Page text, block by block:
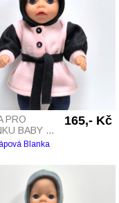
PRO
BABY ...
165,- Kč
Blanka